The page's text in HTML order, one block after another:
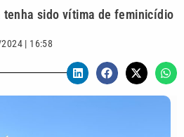
tenha sido vítima de feminicídio
| 16:58